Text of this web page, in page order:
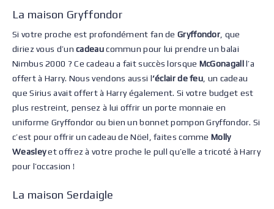
La maison Gryffondor
Si votre proche est profondément fan de Gryffondor , que
diriez vous d’uncadeaucommun pour lui prendre un balai
Nimbus 2000 ? Ce cadeau a fait succès lorsque McGonagalll’a
offert à Harry. Nous vendons aussi l‘éclair de feu , un cadeau
que Sirius avait offert à Harry également. Si votre budget est
plus restreint, pensez à lui offrir un porte monnaie en
uniforme Gryffondor ou bien un bonnet pompon Gryffondor. Si
c’est pour offrir un cadeau de Nöel, faites comme Molly
Weasleyet offrez à votre proche le pull qu’elle a tricoté à Harry
pour l’occasion !
La maison Serdaigle